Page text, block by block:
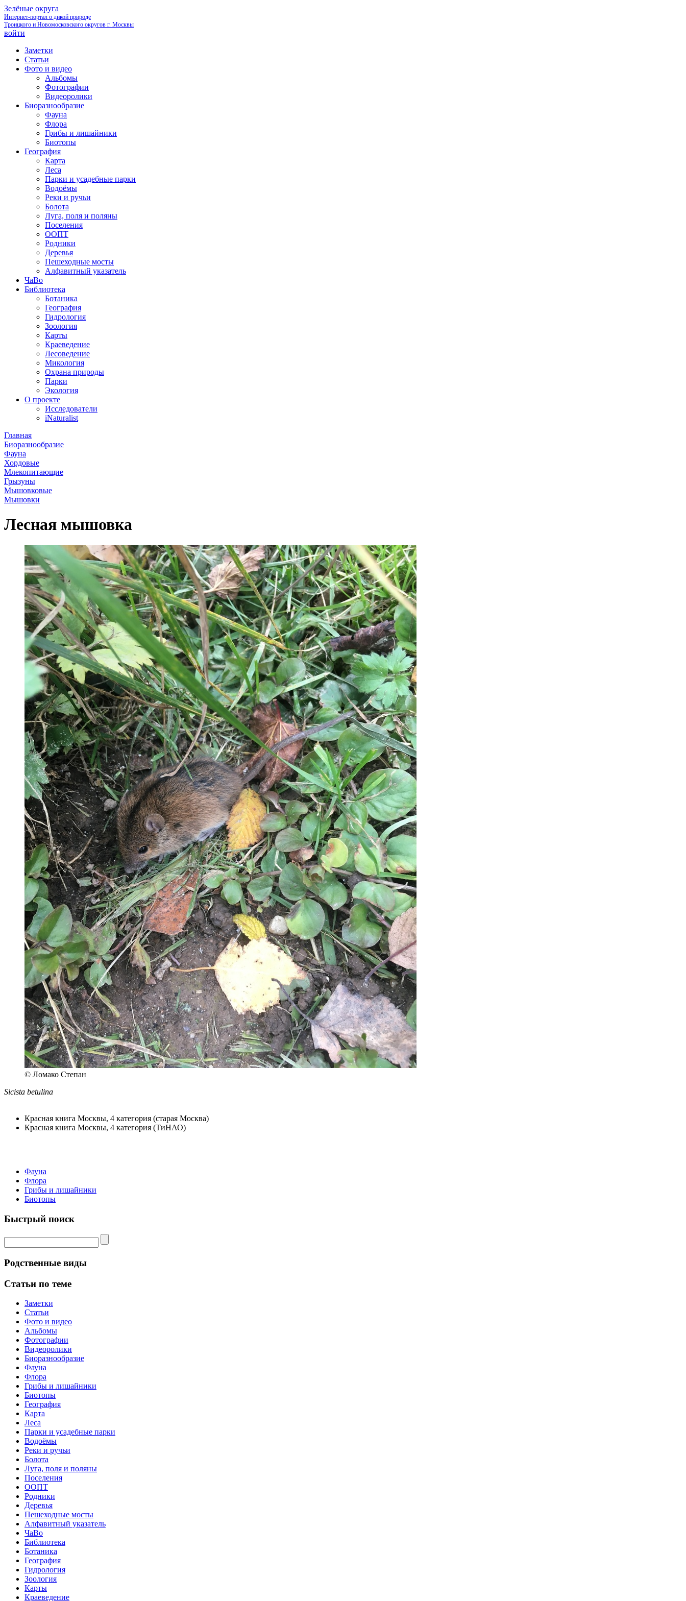
Зелёные округа
Интернет-портал о дикой природе
Троицкого и Новомосковского округов г. Москвы
войти
Заметки
Статьи
Фото и видео
Альбомы
Фотографии
Видеоролики
Биоразнообразие
Фауна
Флора
Грибы и лишайники
Биотопы
География
Карта
Леса
Парки и усадебные парки
Водоёмы
Реки и ручьи
Болота
Луга, поля и поляны
Поселения
ООПТ
Родники
Деревья
Пешеходные мосты
Алфавитный указатель
ЧаВо
Библиотека
Ботаника
География
Гидрология
Зоология
Карты
Краеведение
Лесоведение
Микология
Охрана природы
Парки
Экология
О проекте
Исследователи
iNaturalist
Главная
Биоразнообразие
Фауна
Хордовые
Млекопитающие
Грызуны
Мышовковые
Мышовки
Лесная мышовка
© Ломако Степан
Sicista betulina
Красная книга Москвы, 4 категория (старая Москва)
Красная книга Москвы, 4 категория (ТиНАО)
Фауна
Флора
Грибы и лишайники
Биотопы
Быстрый поиск
Родственные виды
Статьи по теме
Заметки
Статьи
Фото и видео
Альбомы
Фотографии
Видеоролики
Биоразнообразие
Фауна
Флора
Грибы и лишайники
Биотопы
География
Карта
Леса
Парки и усадебные парки
Водоёмы
Реки и ручьи
Болота
Луга, поля и поляны
Поселения
ООПТ
Родники
Деревья
Пешеходные мосты
Алфавитный указатель
ЧаВо
Библиотека
Ботаника
География
Гидрология
Зоология
Карты
Краеведение